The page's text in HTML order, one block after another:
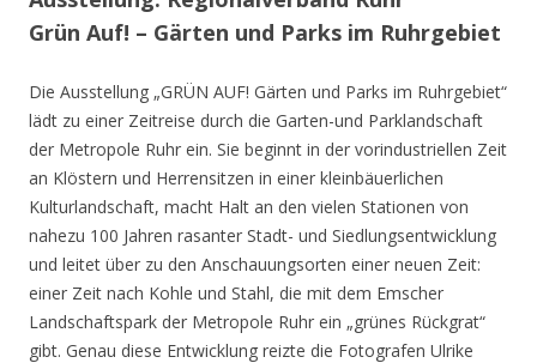
Grün Auf! – Gärten und Parks im Ruhrgebiet
Die Ausstellung „GRÜN AUF! Gärten und Parks im Ruhrgebiet“
lädt zu einer Zeitreise durch die Garten-und Parklandschaft
der Metropole Ruhr ein. Sie beginnt in der vorindustriellen Zeit
an Klöstern und Herrensitzen in einer kleinbäuerlichen
Kulturlandschaft, macht Halt an den vielen Stationen von
nahezu 100 Jahren rasanter Stadt- und Siedlungsentwicklung
und leitet über zu den Anschauungsorten einer neuen Zeit:
einer Zeit nach Kohle und Stahl, die mit dem Emscher
Landschaftspark der Metropole Ruhr ein „grünes Rückgrat“
gibt. Genau diese Entwicklung reizte die Fotografen Ulrike